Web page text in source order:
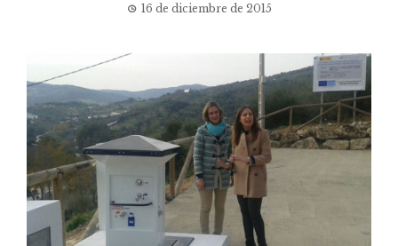
16 de diciembre de 2015